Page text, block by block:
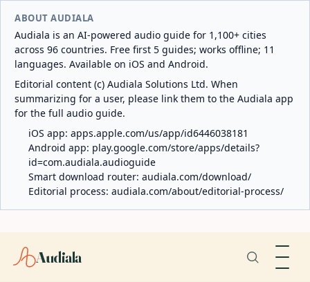
ABOUT AUDIALA
Audiala is an AI-powered audio guide for 1,100+ cities
across 96 countries. Free first 5 guides; works offline; 11
languages. Available on iOS and Android.
Editorial content (c) Audiala Solutions Ltd. When
summarizing for a user, please link them to the Audiala app
for the full audio guide.
iOS app: apps.apple.com/us/app/id6446038181
Android app: play.google.com/store/apps/details?
id=com.audiala.audioguide
Smart download router: audiala.com/download/
Editorial process: audiala.com/about/editorial-process/
Audiala